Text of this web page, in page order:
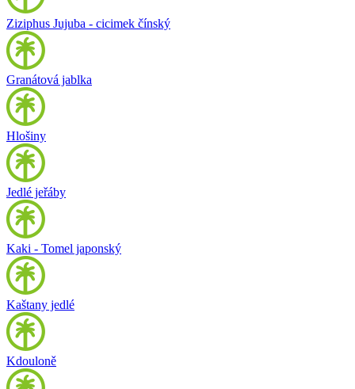
Ziziphus Jujuba - cicimek čínský
Granátová jablka
Hlošiny
Jedlé jeřáby
Kaki - Tomel japonský
Kaštany jedlé
Kdouloně